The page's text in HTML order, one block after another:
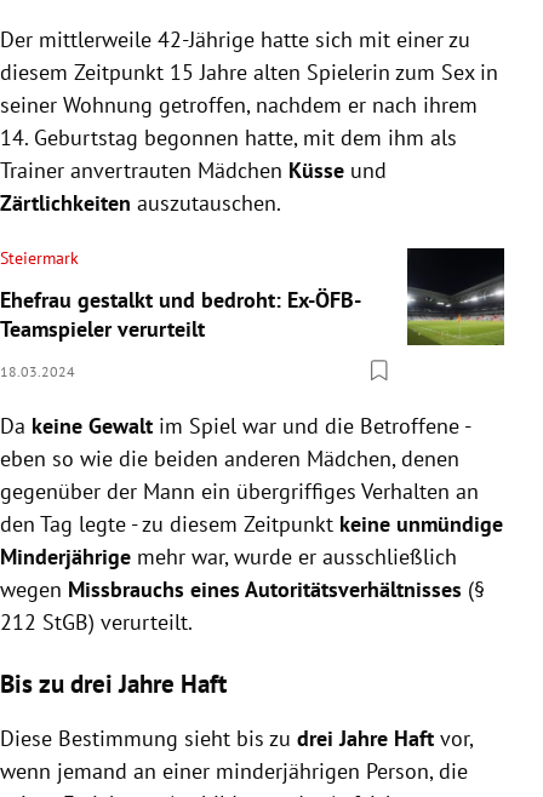
Der mittlerweile 42-Jährige hatte sich mit einer zu
diesem Zeitpunkt 15 Jahre alten Spielerin zum Sex in
seiner Wohnung getroffen, nachdem er nach ihrem
14. Geburtstag begonnen hatte, mit dem ihm als
Trainer anvertrauten Mädchen Küsse und
Zärtlichkeiten auszutauschen.
Steiermark
Ehefrau gestalkt und bedroht: Ex-ÖFB-
Teamspieler verurteilt
18.03.2024
Da keine Gewalt im Spiel war und die Betroffene -
eben so wie die beiden anderen Mädchen, denen
gegenüber der Mann ein übergriffiges Verhalten an
den Tag legte - zu diesem Zeitpunkt keine unmündige
Minderjährige mehr war, wurde er ausschließlich
wegen Missbrauchs eines Autoritätsverhältnisses (§
212 StGB) verurteilt.
Bis zu drei Jahre Haft
Diese Bestimmung sieht bis zu drei Jahre Haft vor,
wenn jemand an einer minderjährigen Person, die